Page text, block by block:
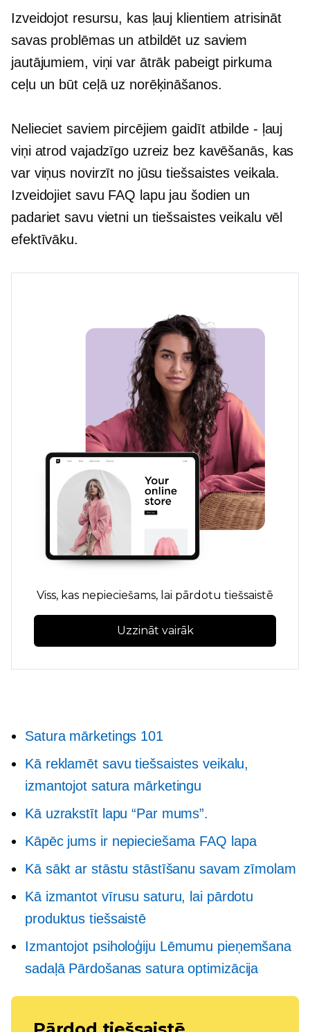
Izveidojot resursu, kas ļauj klientiem atrisināt
savas problēmas un atbildēt uz saviem
jautājumiem, viņi var ātrāk pabeigt pirkuma
ceļu un būt ceļā uz norēķināšanos.
Nelieciet saviem pircējiem gaidīt atbilde - ļauj
viņi atrod vajadzīgo uzreiz bez kavēšanās, kas
var viņus novirzīt no jūsu tiešsaistes veikala.
Izveidojiet savu FAQ lapu jau šodien un
padariet savu vietni un tiešsaistes veikalu vēl
efektīvāku.
Viss, kas nepieciešams, lai pārdotu tiešsaistē
Uzzināt vairāk
Satura mārketings 101
Kā reklamēt savu tiešsaistes veikalu,
izmantojot satura mārketingu
Kā uzrakstīt lapu “Par mums”.
Kāpēc jums ir nepieciešama FAQ lapa
Kā sākt ar stāstu stāstīšanu savam zīmolam
Kā izmantot vīrusu saturu, lai pārdotu
produktus tiešsaistē
Izmantojot psiholoģiju Lēmumu pieņemšana
sadaļā Pārdošanas satura optimizācija